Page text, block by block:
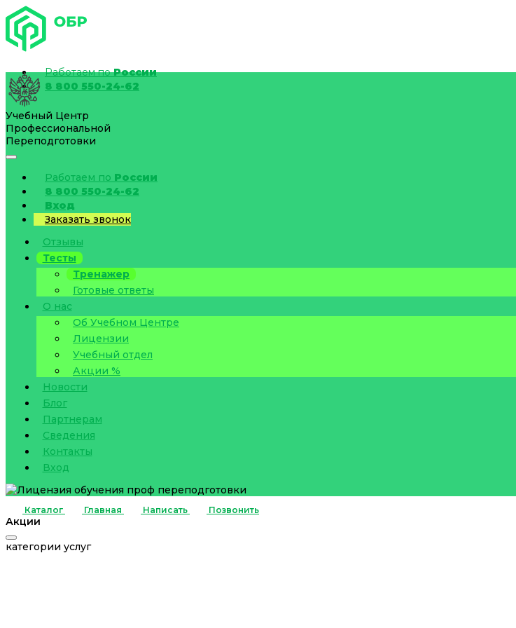
Работаем поРоссии
8 800 550-24-62
Учебный Центр
Профессиональной
Переподготовки
Работаем по России
8 800 550-24-62
Вход
Заказать звонок
Отзывы
Тесты
Тренажер
Готовые ответы
О нас
Об Учебном Центре
Лицензии
Учебный отдел
Акции %
Новости
Блог
Партнерам
Сведения
Контакты
Вход
Каталог Главная Написать Позвонить
Акции
категории услуг